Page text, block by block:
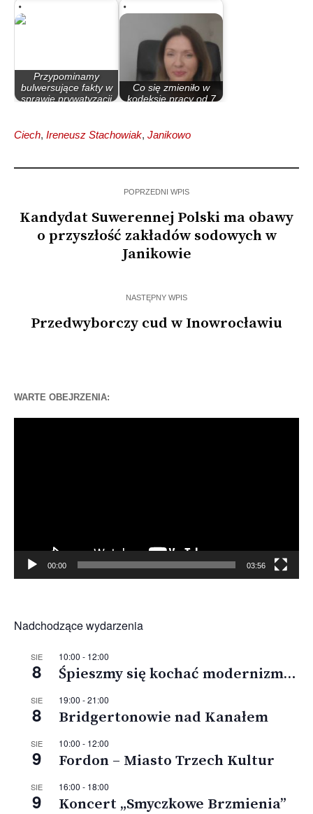
Przypominamy
bulwersujące fakty w
sprawie prywatyzacji
Co się zmieniło w
kodeksie pracy od 7
Ciech, Ireneusz Stachowiak, Janikowo
POPRZEDNI WPIS
Kandydat Suwerennej Polski ma obawy
o przyszłość zakładów sodowych w
Janikowie
NASTĘPNY WPIS
Przedwyborczy cud w Inowrocławiu
WARTE OBEJRZENIA:
00:00 03:56
Nadchodzące wydarzenia
SIE
8
10:00 - 12:00
Śpieszmy się kochać modernizm…
SIE
8
19:00 -21:00
Bridgertonowie nad Kanałem
SIE
9
10:00 - 12:00
Fordon – Miasto Trzech Kultur
SIE
9
16:00 - 18:00
Koncert „Smyczkowe Brzmienia”